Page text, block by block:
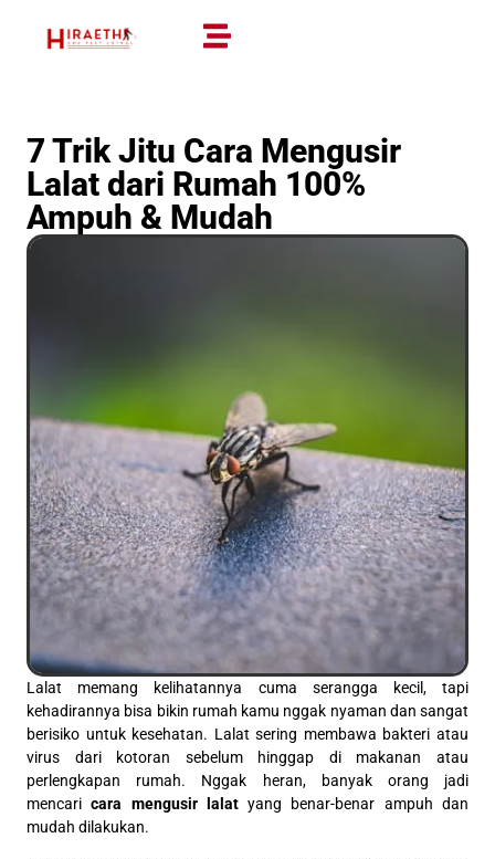
7 Trik Jitu Cara Mengusir
Lalat dari Rumah 100%
Ampuh & Mudah
Lalat memang kelihatannya cuma serangga kecil, tapi
kehadirannya bisa bikin rumah kamu nggak nyaman dan sangat
berisiko untuk kesehatan. Lalat sering membawa bakteri atau
virus dari kotoran sebelum hinggap di makanan atau
perlengkapan rumah. Nggak heran, banyak orang jadi
mencaricara mengusir lalatyang benar-benar ampuh dan
mudah dilakukan.